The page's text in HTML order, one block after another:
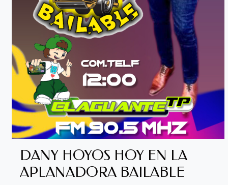
DANY HOYOS HOY EN LA
APLANADORA BAILABLE